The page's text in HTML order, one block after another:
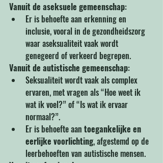
Vanuit de aseksuele gemeenschap:
Er is behoefte aan erkenning en
inclusie, vooral in de gezondheidszorg
waar aseksualiteit vaak wordt
genegeerd of verkeerd begrepen.
Vanuit de autistische gemeenschap:
Seksualiteit wordt vaak als complex
ervaren, met vragen als “Hoe weet ik
wat ik voel?” of “Is wat ik ervaar
normaal?”.
Er is behoefte aan toegankelijke en
eerlijke voorlichting, afgestemd op de
leerbehoeften van autistische mensen.